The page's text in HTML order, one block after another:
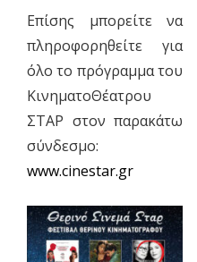
Επίσης μπορείτε να
πληροφορηθείτε για
όλο το πρόγραμμα του
ΚινηματοΘέατρου
ΣΤΑΡ στον παρακάτω
σύνδεσμο:
www.cinestar.gr